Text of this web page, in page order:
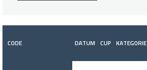
CODE DATUM CUP KATEGORIE